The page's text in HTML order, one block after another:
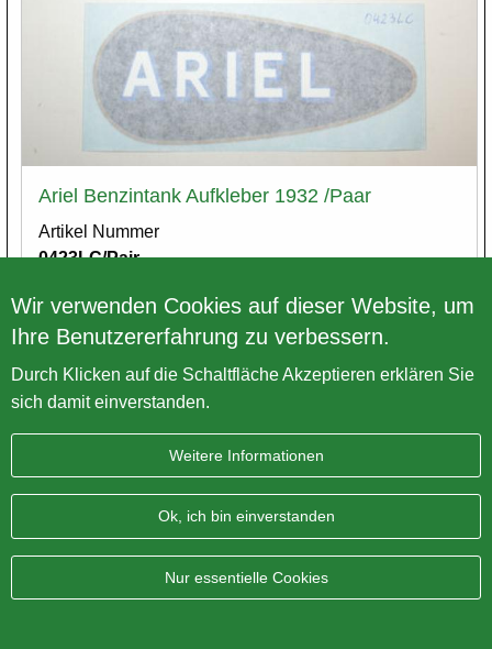
Ariel Benzintank Aufkleber 1932 /Paar
Artikel Nummer
0423LC/Pair
Varianten
Wir verwenden Cookies auf dieser Website, um
Ihre Benutzererfahrung zu verbessern.
Durch Klicken auf die Schaltfläche Akzeptieren erklären Sie
sich damit einverstanden.
Weitere Informationen
Ok, ich bin einverstanden
Nur essentielle Cookies